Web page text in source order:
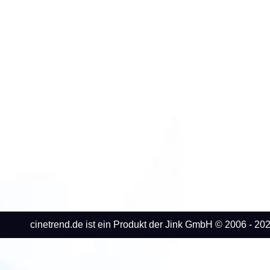
cinetrend.de ist ein Produkt der Jink GmbH © 2006 -